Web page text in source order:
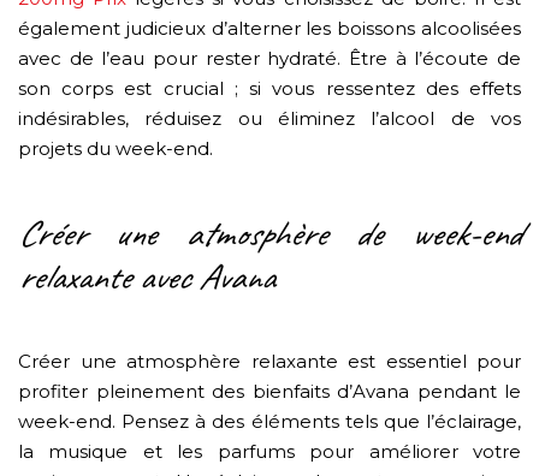
également judicieux d’alterner les boissons alcoolisées
avec de l’eau pour rester hydraté. Être à l’écoute de
son corps est crucial ; si vous ressentez des effets
indésirables, réduisez ou éliminez l’alcool de vos
projets du week-end.
Créer une atmosphère de week-end
relaxante avec Avana
Créer une atmosphère relaxante est essentiel pour
profiter pleinement des bienfaits d’Avana pendant le
week-end. Pensez à des éléments tels que l’éclairage,
la musique et les parfums pour améliorer votre